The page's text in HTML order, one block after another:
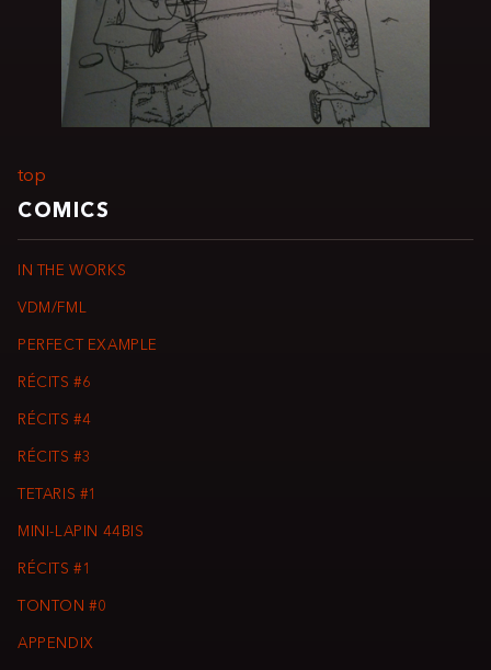
top
COMICS
IN THE WORKS
VDM/FML
PERFECT EXAMPLE
RÉCITS #6
RÉCITS #4
RÉCITS #3
TETARIS #1
MINI-LAPIN 44BIS
RÉCITS #1
TONTON #0
APPENDIX